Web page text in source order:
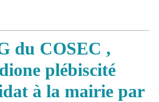
du COSEC ,
plébiscité
à la mairie par